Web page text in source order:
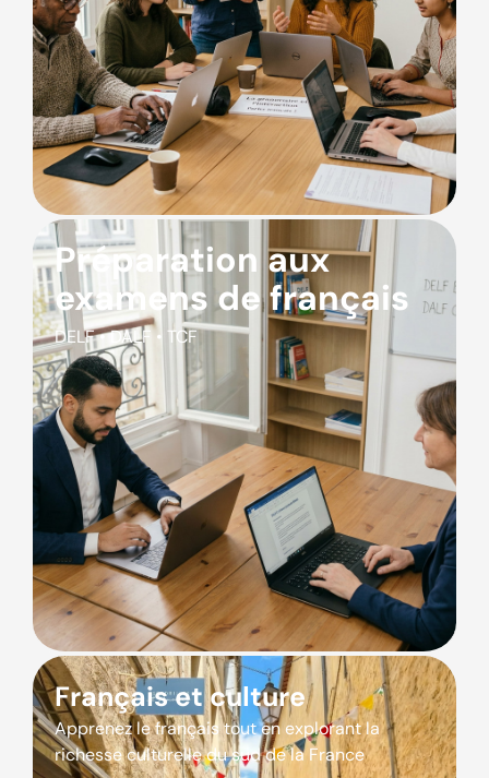
Préparation aux
examens de français
DELF • DALF • TCF
Français et culture
Apprenez le français tout en explorant la
richesse culturelle du sud de la France